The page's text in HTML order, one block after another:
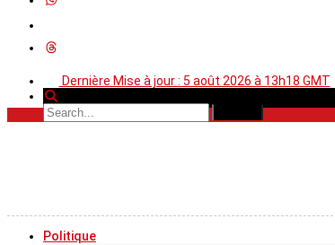
Dernière Mise à jour : 5 août 2026 à 13h18 GMT
Politique